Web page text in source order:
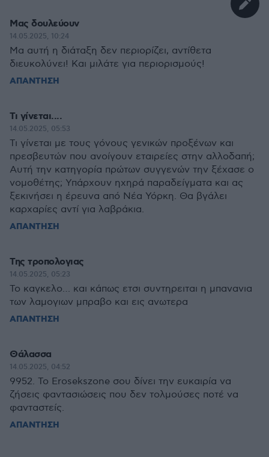
Μας δουλεύουν
14.05.2025, 10:24
Μα αυτή η διάταξη δεν περιορίζει, αντίθετα
διευκολύνει! Και μιλάτε για περιορισμούς!
ΑΠΑΝΤΗΣΗ
Τι γίνεται....
14.05.2025, 05:53
Τι γίνεται με τους γόνους γενικών προξένων και
πρεσβευτών που ανοίγουν εταιρείες στην αλλοδαπή;
Αυτή την κατηγορία πρώτων συγγενών την ξέχασε ο
νομοθέτης; Υπάρχουν ηχηρά παραδείγματα και ας
ξεκινήσει η έρευνα από Νέα Υόρκη. Θα βγάλει
καρχαρίες αντί για λαβράκια.
ΑΠΑΝΤΗΣΗ
Της τροπολογιας
14.05.2025, 05:23
Το καγκελο… και κάπως ετσι συντηρειται η μπανανια
των λαμογιων μπραβο και εις ανωτερα
ΑΠΑΝΤΗΣΗ
Θάλασσα
14.05.2025, 04:52
9952. Το Erosekszone σου δίνει την ευκαιρία να
ζήσεις φαντασιώσεις που δεν τολμούσες ποτέ να
φανταστείς.
ΑΠΑΝΤΗΣΗ